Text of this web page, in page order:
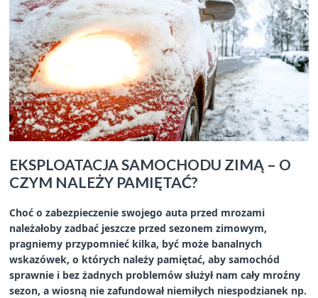
EKSPLOATACJA SAMOCHODU ZIMĄ – O
CZYM NALEŻY PAMIĘTAĆ?
Choć o zabezpieczenie swojego auta przed mrozami
należałoby zadbać jeszcze przed sezonem zimowym,
pragniemy przypomnieć kilka, być może banalnych
wskazówek, o których należy pamiętać, aby samochód
sprawnie i bez żadnych problemów służył nam cały mroźny
sezon, a wiosną nie zafundował niemiłych niespodzianek np.